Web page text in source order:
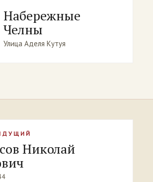
Набережные
Челны
Улица Аделя Кутуя
Николай